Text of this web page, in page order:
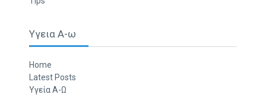
Υγεια Α-ω
Home
Latest Posts
Υγεία Α-Ω